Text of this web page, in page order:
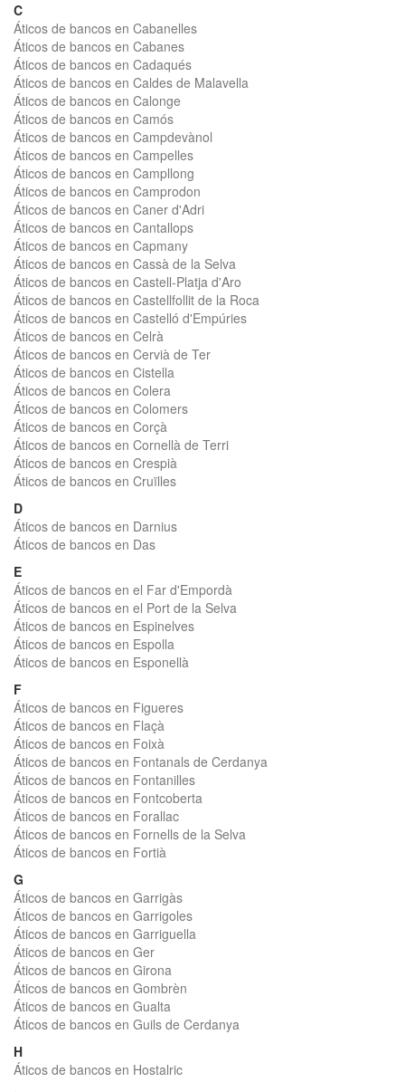
C
Áticos de bancos en Cabanelles
Áticos de bancos en Cabanes
Áticos de bancos en Cadaqués
Áticos de bancos en Caldes de Malavella
Áticos de bancos en Calonge
Áticos de bancos en Camós
Áticos de bancos en Campdevànol
Áticos de bancos en Campelles
Áticos de bancos en Campllong
Áticos de bancos en Camprodon
Áticos de bancos en Caner d'Adri
Áticos de bancos en Cantallops
Áticos de bancos en Capmany
Áticos de bancos en Cassà de la Selva
Áticos de bancos en Castell-Platja d'Aro
Áticos de bancos en Castellfollit de la Roca
Áticos de bancos en Castelló d'Empúries
Áticos de bancos en Celrà
Áticos de bancos en Cervià de Ter
Áticos de bancos en Cistella
Áticos de bancos en Colera
Áticos de bancos en Colomers
Áticos de bancos en Corçà
Áticos de bancos en Cornellà de Terri
Áticos de bancos en Crespià
Áticos de bancos en Cruïlles
D
Áticos de bancos en Darnius
Áticos de bancos en Das
E
Áticos de bancos en el Far d'Empordà
Áticos de bancos en el Port de la Selva
Áticos de bancos en Espinelves
Áticos de bancos en Espolla
Áticos de bancos en Esponellà
F
Áticos de bancos en Figueres
Áticos de bancos en Flaçà
Áticos de bancos en Foixà
Áticos de bancos en Fontanals de Cerdanya
Áticos de bancos en Fontanilles
Áticos de bancos en Fontcoberta
Áticos de bancos en Forallac
Áticos de bancos en Fornells de la Selva
Áticos de bancos en Fortià
G
Áticos de bancos en Garrigàs
Áticos de bancos en Garrigoles
Áticos de bancos en Garriguella
Áticos de bancos en Ger
Áticos de bancos en Girona
Áticos de bancos en Gombrèn
Áticos de bancos en Gualta
Áticos de bancos en Guils de Cerdanya
H
Áticos de bancos en Hostalric